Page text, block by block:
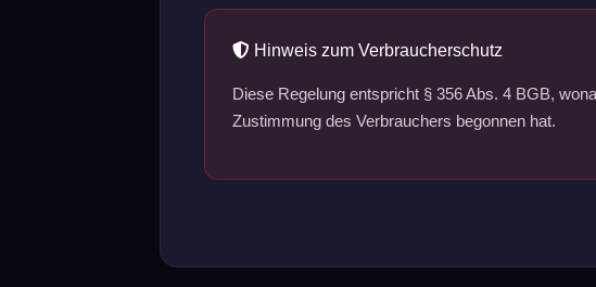
Hinweis zum Verbraucherschutz
Diese Regelung entspricht § 356 Abs. 4 BGB,
Zustimmung des Verbrauchers begonnen hat.